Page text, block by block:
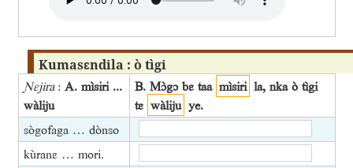
Kumasɛndila : ò tìgi
Ɲɛjira: A. mìsiri ...
wàliju
B. Mɔ̀gɔ bɛ taa mìsiri la, nka ò tìgi
tɛ wàliju ye.
sògofaga … dònso
kùranɛ … mori.